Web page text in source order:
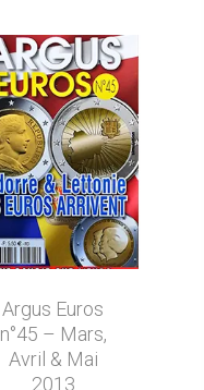
Argus Euros
n°45 – Mars,
Avril & Mai
2013